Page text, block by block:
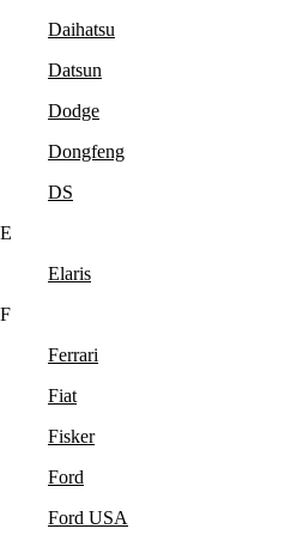
Daihatsu
Datsun
Dodge
Dongfeng
DS
E
Elaris
F
Ferrari
Fiat
Fisker
Ford
Ford USA